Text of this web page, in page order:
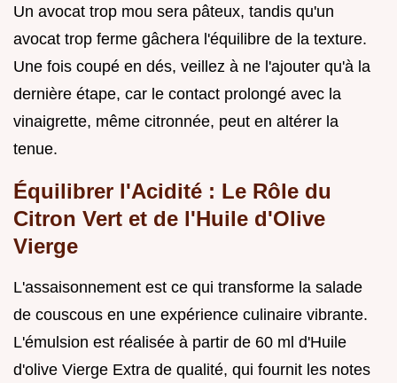
Un avocat trop mou sera pâteux, tandis qu'un
avocat trop ferme gâchera l'équilibre de la texture.
Une fois coupé en dés, veillez à ne l'ajouter qu'à la
dernière étape, car le contact prolongé avec la
vinaigrette, même citronnée, peut en altérer la
tenue.
Équilibrer l'Acidité : Le Rôle du
Citron Vert et de l'Huile d'Olive
Vierge
L'assaisonnement est ce qui transforme la salade
de couscous en une expérience culinaire vibrante.
L'émulsion est réalisée à partir de 60 ml d'Huile
d'olive Vierge Extra de qualité, qui fournit les notes